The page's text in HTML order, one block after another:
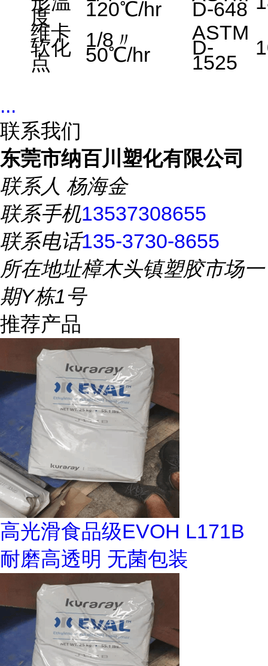
度 120℃/hr D-648
维卡
软化
点
1/8〃
50℃/hr
ASTM
D-
1525
...
联系我们
东莞市纳百川塑化有限公司
联系人 杨海金
联系手机13537308655
联系电话135-3730-8655
所在地址樟木头镇塑胶市场一
期Y栋1号
推荐产品
高光滑食品级EVOH L171B
耐磨高透明 无菌包装